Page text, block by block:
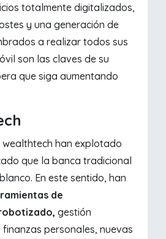
totalmente digitalizados,
y una generación de
a realizar todos sus
son las claves de su
que siga aumentando
wealthtech han explotado
que la banca tradicional
En este sentido, han
de
gestión
personales, nuevas